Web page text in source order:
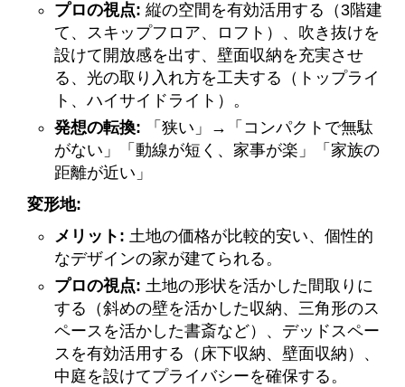
プロの視点: 縦の空間を有効活用する（3階建
て、スキップフロア、ロフト）、吹き抜けを
設けて開放感を出す、壁面収納を充実させ
る、光の取り入れ方を工夫する（トップライ
ト、ハイサイドライト）。
発想の転換: 「狭い」→「コンパクトで無駄
がない」「動線が短く、家事が楽」「家族の
距離が近い」
変形地:
メリット: 土地の価格が比較的安い、個性的
なデザインの家が建てられる。
プロの視点: 土地の形状を活かした間取りに
する（斜めの壁を活かした収納、三角形のス
ペースを活かした書斎など）、デッドスペー
スを有効活用する（床下収納、壁面収納）、
中庭を設けてプライバシーを確保する。